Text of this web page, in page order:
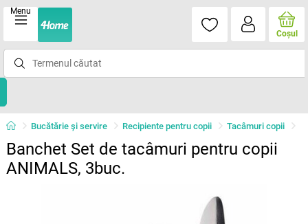
Menu
Coşul
Bucătărie și servire Recipiente pentru copii Tacâmuri copii
Banchet Set de tacâmuri pentru copii
ANIMALS, 3buc.